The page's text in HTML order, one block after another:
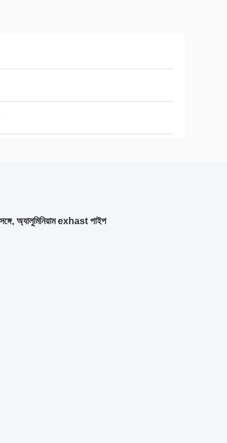
অ্যালুমিনিয়াম exhast পাইপ